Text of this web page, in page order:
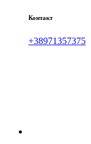
Контакт
+38971357375